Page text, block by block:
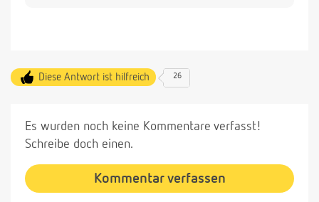
Diese Antwort ist hilfreich 26
Es wurden noch keine Kommentare verfasst!
Schreibe doch einen.
Kommentar verfassen